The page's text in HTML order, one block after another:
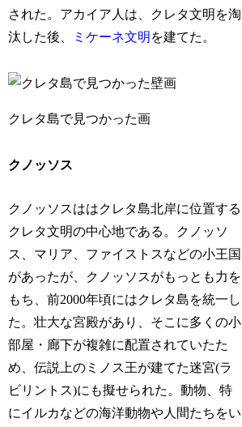
された。アカイア人は、クレタ文明を淘
汰した後、
ミケーネ文明 を建てた。
クレタ島で見つかった画
クノッソス
クノッソスははクレタ島北岸に位置する
クレタ文明の中心地である。クノッソ
ス、マリア、ファイストスなどの小王国
があったが、クノッソスがもっとも力を
もち、前2000年頃にはクレタ島を統一し
た。壮大な宮殿があり、そこに多くの小
部屋・廊下が複雑に配置されていたた
め、伝説上のミノス王が建てた迷宮(ラ
ビリントス)にも擬せられた。動物、特
にイルカなどの海洋動物や人間たちをい